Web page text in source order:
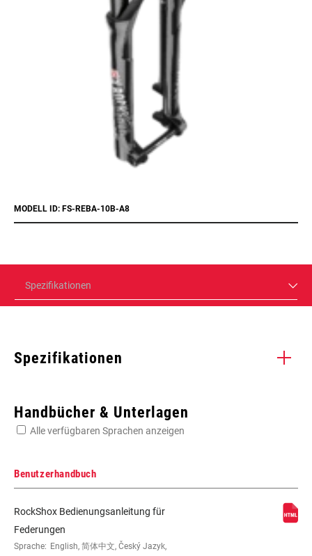
MODELL ID: FS-REBA-10B-A8
Spezifikationen
Spezifikationen
LAUFRADGRÖSSE
Handbücher & Unterlagen
Alle verfügbaren Sprachen anzeigen
Benutzerhandbuch
RockShox Bedienungsanleitung für
Federungen
Sprache: English, 简体中文, Český Jazyk,